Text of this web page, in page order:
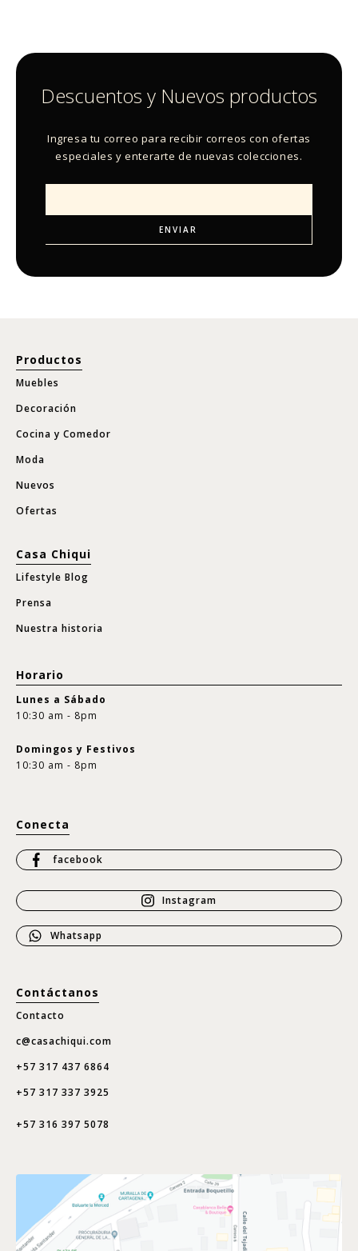
Descuentos y Nuevos productos
Ingresa tu correo para recibir correos con ofertas
especiales y enterarte de nuevas colecciones.
Productos
Muebles
Decoración
Cocina y Comedor
Moda
Nuevos
Ofertas
Casa Chiqui
Lifestyle Blog
Prensa
Nuestra historia
Horario
Lunes a Sábado
10:30 am - 8pm
Domingos y Festivos
10:30 am - 8pm
Conecta
facebook
Instagram
Whatsapp
Contáctanos
Contacto
c@casachiqui.com
+57 317 437 6864
+57 317 337 3925
+57 316 397 5078